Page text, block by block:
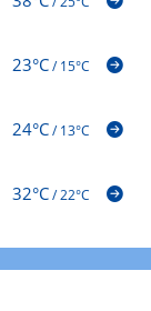
23°C/15°C
24°C/13°C
32°C/22°C